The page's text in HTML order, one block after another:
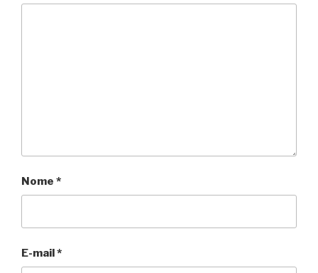
Nome *
E-mail*